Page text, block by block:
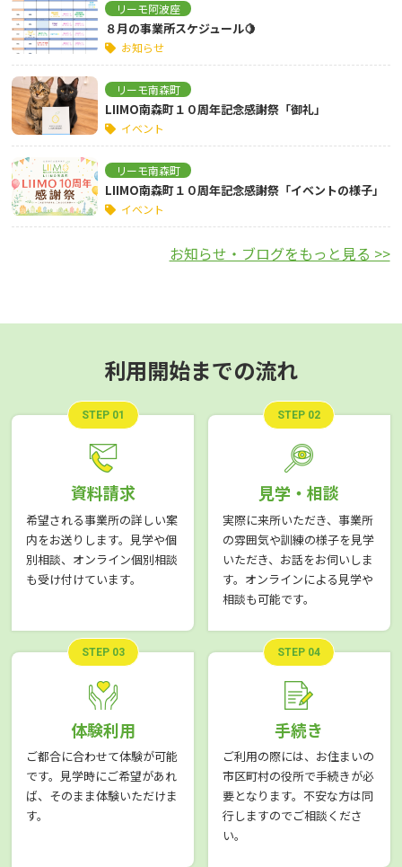
リーモ阿波座
８月の事業所スケジュール🍋
お知らせ
リーモ南森町
LIIMO南森町１０周年記念感謝祭「御礼」
イベント
リーモ南森町
LIIMO南森町１０周年記念感謝祭「イベントの様子」
イベント
お知らせ・ブログをもっと見る >>
利用開始までの流れ
STEP 01
資料請求
希望される事業所の詳しい案
内をお送りします。見学や個
別相談、オンライン個別相談
も受け付けています。
STEP 02
見学・相談
実際に来所いただき、事業所
の雰囲気や訓練の様子を見学
いただき、お話をお伺いしま
す。オンラインによる見学や
相談も可能です。
STEP 03
体験利用
ご都合に合わせて体験が可能
です。見学時にご希望があれ
ば、そのまま体験いただけま
す。
STEP 04
手続き
ご利用の際には、お住まいの
市区町村の役所で手続きが必
要となります。不安な方は同
行しますのでご相談くださ
い。